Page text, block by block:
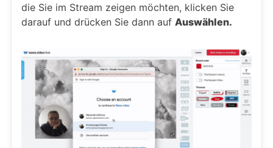
die Sie im Stream zeigen möchten, klicken Sie
darauf und drücken Sie dann auf Auswählen.